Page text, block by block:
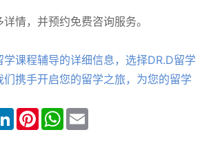
情，并预约免费咨询服务。
课程辅导的详细信息，选择DR.D留学
们携手开启您的留学之旅，为您的留学
LinkedInPinterestWhatsApp